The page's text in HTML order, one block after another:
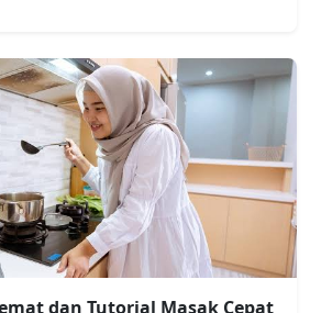
dan Tutorial Masak Cepat